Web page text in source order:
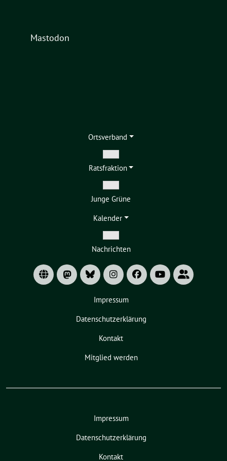
Mastodon
Ortsverband
Zeige
Untermenü
Ratsfraktion
Zeige
Untermenü
Junge Grüne
Kalender
Zeige
Untermenü
Nachrichten
Impressum
Datenschutzerklärung
Kontakt
Mitglied werden
Impressum
Datenschutzerklärung
Kontakt